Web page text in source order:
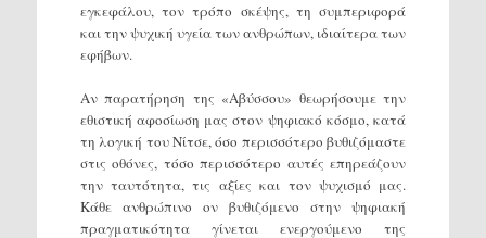
εγκεφάλου, τον τρόπο σκέψης, τη συμπεριφορά
και την ψυχική υγεία των ανθρώπων, ιδιαίτερα των
εφήβων.
Αν παρατήρηση της «Αβύσσου» θεωρήσουμε την
εθιστική αφοσίωση μας στον ψηφιακό κόσμο, κατά
τη λογική του Νίτσε, όσο περισσότερο βυθιζόμαστε
στις οθόνες, τόσο περισσότερο αυτές επηρεάζουν
την ταυτότητα, τις αξίες και τον ψυχισμό μας.
Κάθε ανθρώπινο ον βυθιζόμενο στην ψηφιακή
πραγματικότητα γίνεται ενεργούμενο της